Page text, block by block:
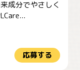
成分でやさしく
応募する